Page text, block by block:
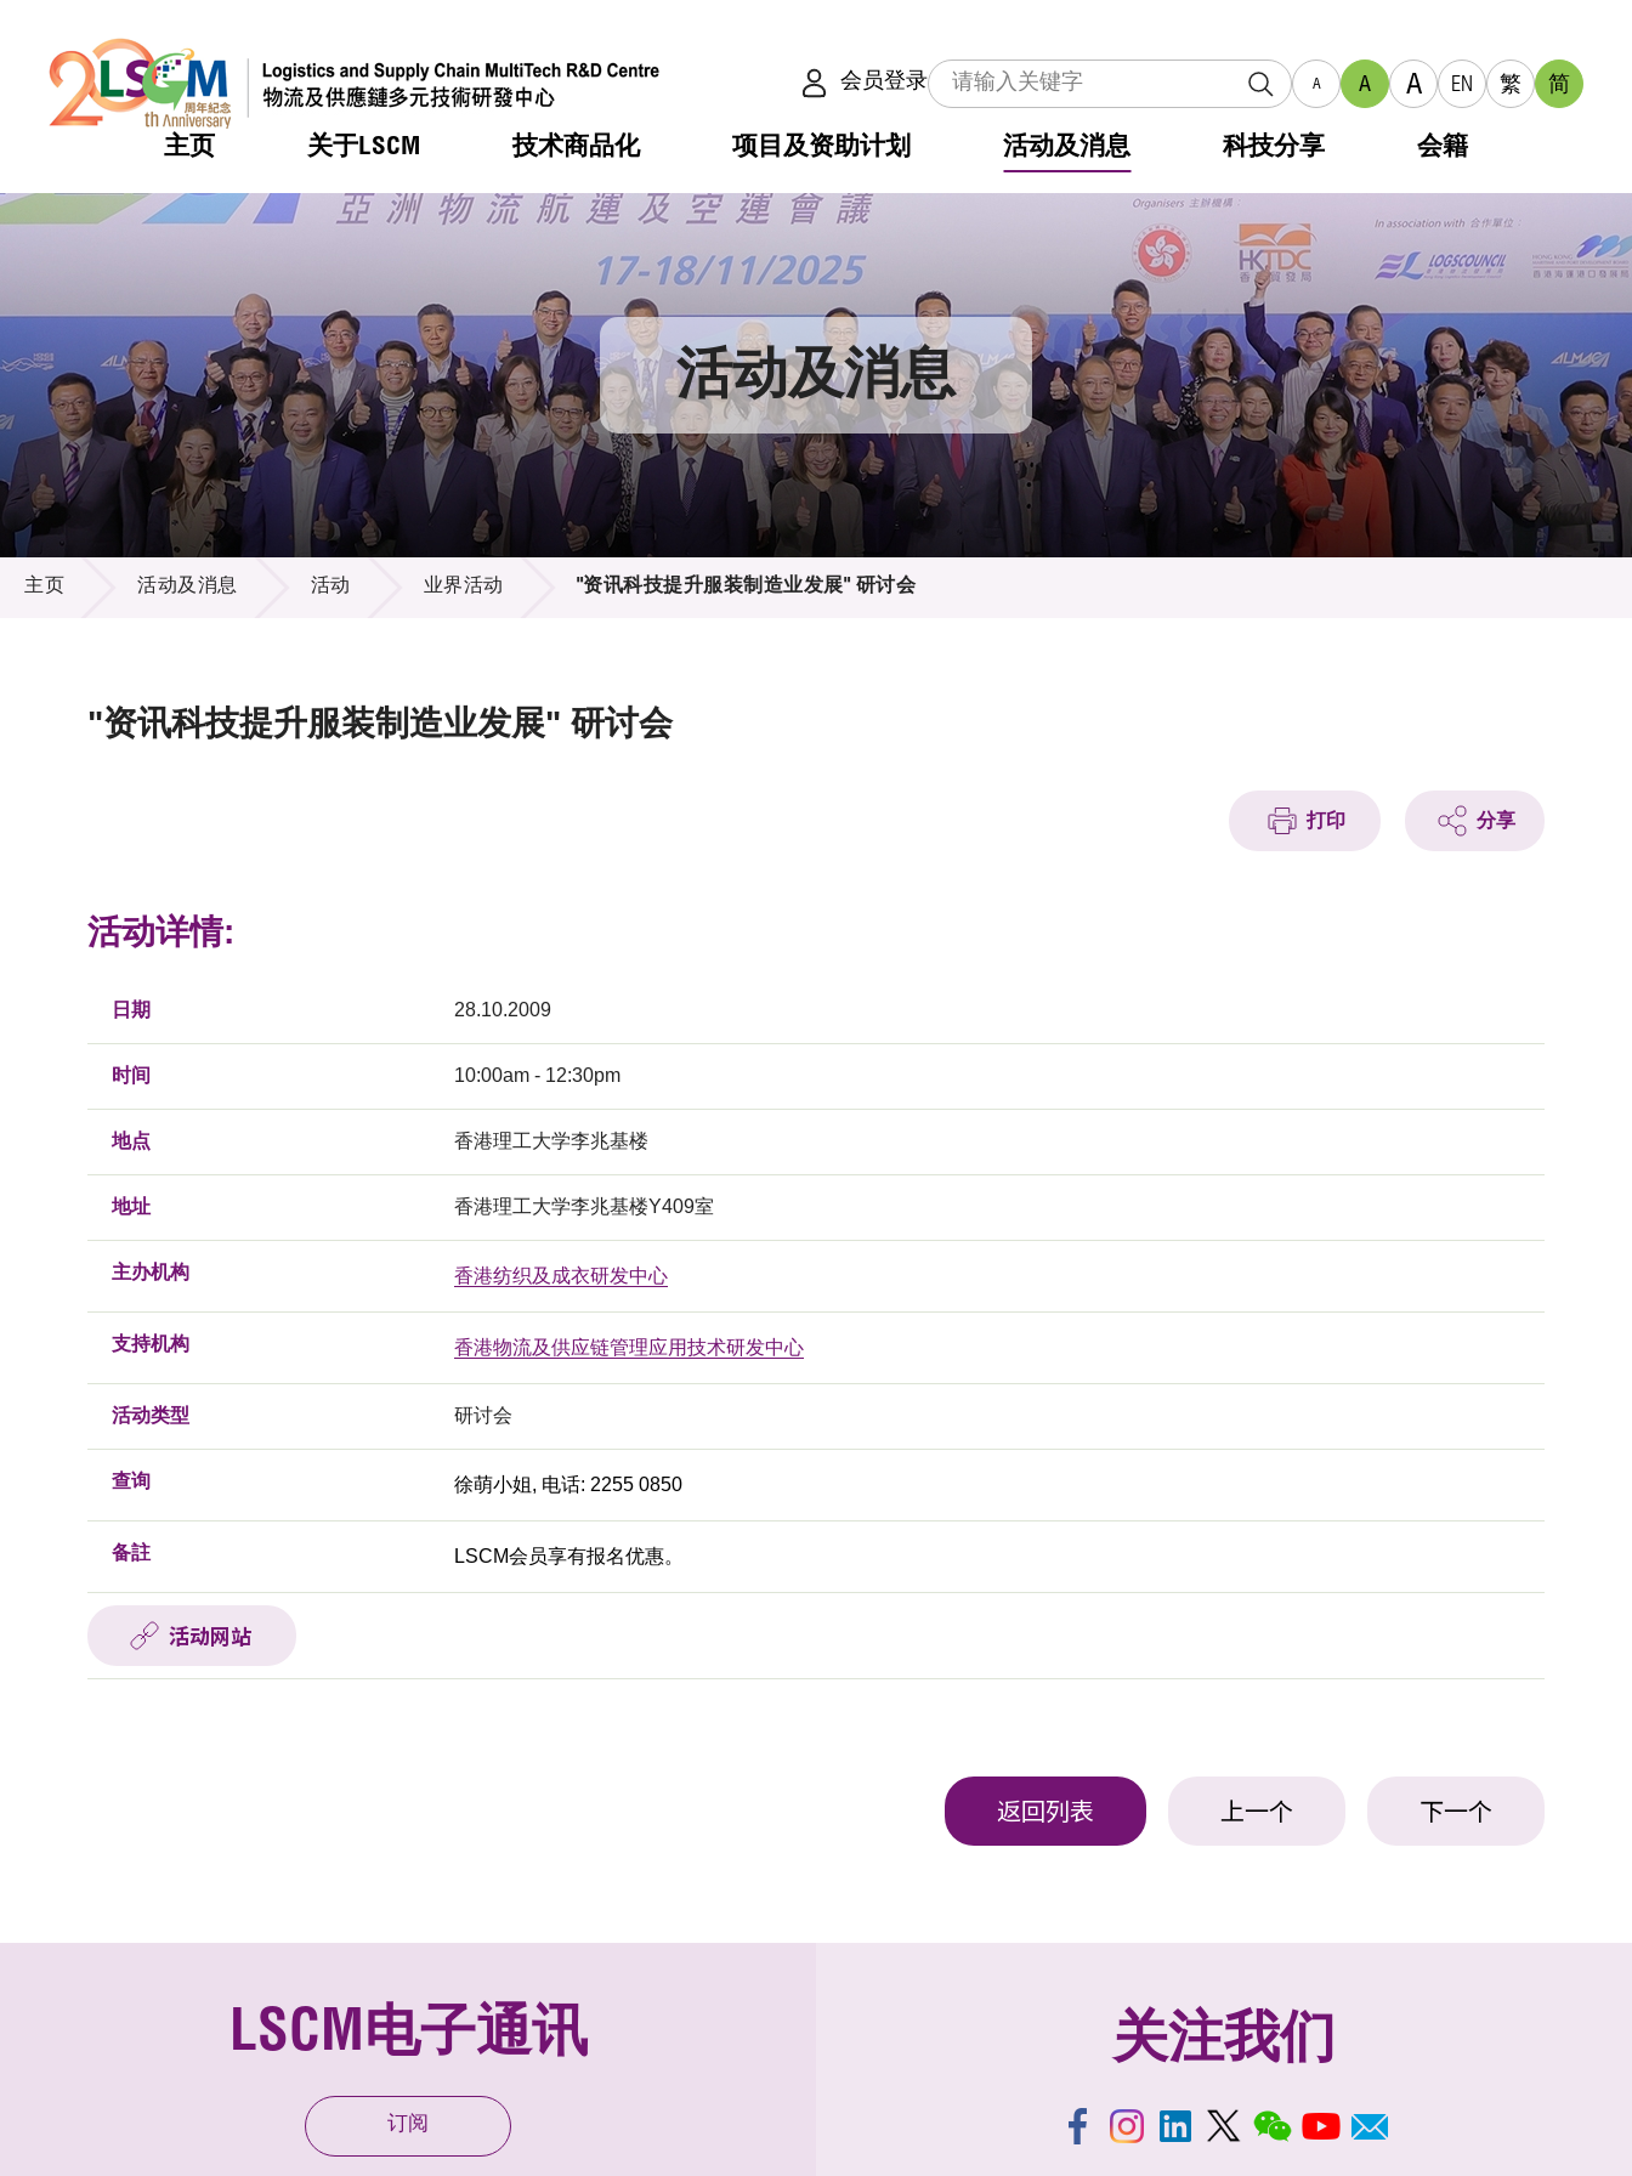
会员登录 A A A EN 繁 简
主页 关于LSCM
热门 机构简介
组织架构
组织架构
董事局
研究顾问
招标通告
技术商品化
热门 服务
可获授权之技术
应用于公共服务之创新技术
重点项目
项目及资助计划
热门 合作计划
资助计划
资助计划
税务优惠
申请
评审
征求研发项目计划书
项目资料库
活动及消息
热门 活动
奖项
新闻中心
媒体报导
新闻稿
资讯中心
多媒体
出版刊物
科技分享 会籍
热门 会籍及服务
会员列表
会员登入 活动及消息
活动及消息
主页 活动及消息 活动 业界活动 "资讯科技提升服装制造业发展" 研讨会
"资讯科技提升服装制造业发展" 研讨会
打印 分享
活动详情:
日期 28.10.2009
时间 10:00am - 12:30pm
地点 香港理工大学李兆基楼
地址 香港理工大学李兆基楼Y409室
主办机构 香港纺织及成衣研发中心
支持机构 香港物流及供应链管理应用技术研发中心
活动类型 研讨会
查询 徐萌小姐, 电话: 2255 0850
备註 LSCM会员享有报名优惠。
活动网站
返回列表 上一个 下一个
LSCM电子通讯
订阅
关注我们